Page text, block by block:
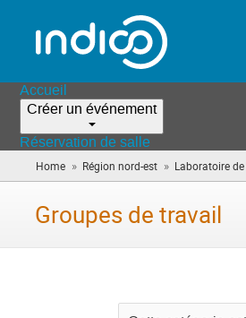
Accueil
Créer un événement
Réservation de salle
Home » Région nord-est » Laboratoire de
Groupes de travail